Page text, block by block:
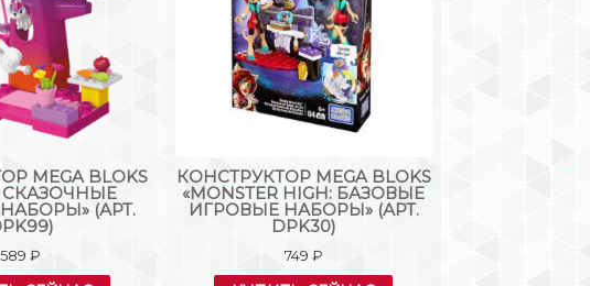
MEGA BLOKS
СКАЗОЧНЫЕ
(АРТ.
589₽
КОНСТРУКТОР MEGA BLOKS
«MONSTER HIGH: БАЗОВЫЕ
ИГРОВЫЕ НАБОРЫ» (АРТ.
DPK30)
749 ₽